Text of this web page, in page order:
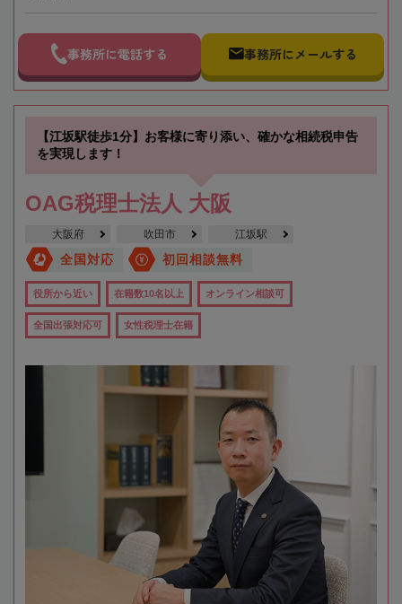
事務所に電話する 事務所にメールする
【江坂駅徒歩1分】お客様に寄り添い、確かな相続税申告
を実現します！
OAG税理士法人 大阪
大阪府 吹田市 江坂駅
全国対応 初回相談無料
役所から近い 在籍数10名以上 オンライン相談可
全国出張対応可 女性税理士在籍